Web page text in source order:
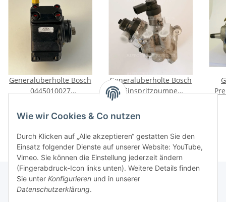
Wie wir Cookies & Co nutzen
Durch Klicken auf „Alle akzeptieren“ gestatten Sie den
Einsatz folgender Dienste auf unserer Website: YouTube,
Vimeo. Sie können die Einstellung jederzeit ändern
(Fingerabdruck-Icon links unten). Weitere Details finden
Sie unter Konfigurieren und in unserer
Datenschutzerklärung.
Generalüberholte Bosch
0445010027
Mercedes-Benz A C E
Sprinter
Generalüberholte Bosch
Einspritzpumpe
0445020508 für New
Holland T4 T5 ab Bj.
2011 55/73/84kW